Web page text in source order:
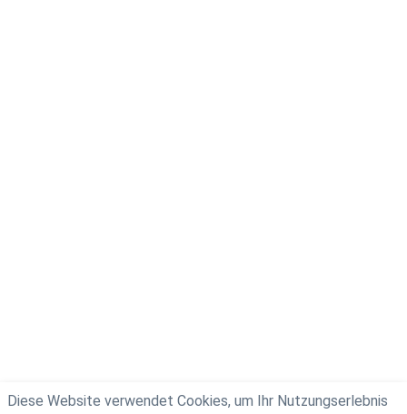
Diese Website verwendet Cookies, um Ihr Nutzungserlebnis